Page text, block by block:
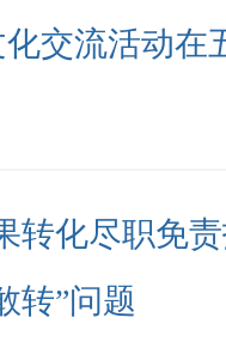
交流活动在
转化尽职免
转”问题